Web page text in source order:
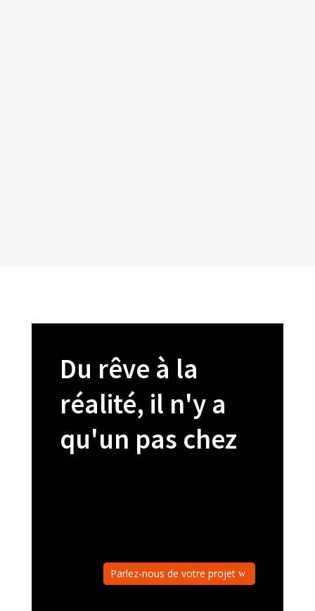
Du rêve à la
réalité, il n'y a
qu'un pas chez
Parlez-nous de votre projet